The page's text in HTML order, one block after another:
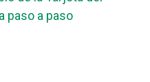
paso a paso